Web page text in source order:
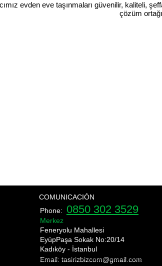
evden eve taşınmaları güvenilir, kaliteli,
çözüm
COMUNICACIÓN
Phone: 0850 302 3529
Merkez
​Feneryolu Mahallesi
EyüpPaşa Sokak No:20/14
Kadıköy - İstanbul
Email: tasirizbizcom@gmail.com
ani anı home anı kargo anı nakliyat anı shipping bomonti nakliyat bülent nakliyat ekim nakliyat ev taşıma
moving state nakliyat üsküdar nakliye firmaları esentepe ortaköy nakliyat üsküdar nakliye Şişli evden eve nakliyat